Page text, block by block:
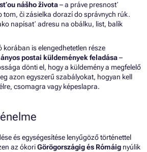
nášho života– a práve presnosť
tom, či zásielka dorazí do správnych rúk.
napísať adresu na obálku, list, balík
is elengedhetetlen része
postai küldemények feladása–
dönti el, hogy a küldemény a megfelelő
azon egyszerű szabályokat, hogyan kell
csomagra vagy képeslapra.
és egységesítése lenyűgöző történettel
az ókoriGörögországig és Rómáig nyúlik